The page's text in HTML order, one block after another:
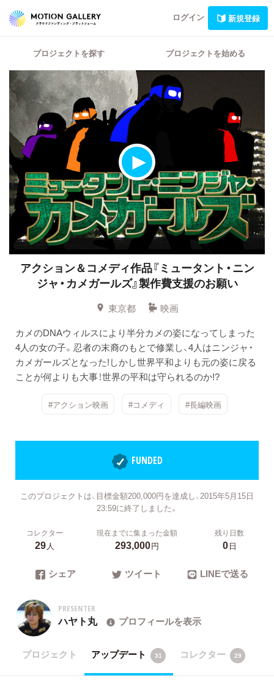
ログイン 新規登録
プロジェクトを探す プロジェクトを始める
アクション＆コメディ作品『ミュータント・ニン
ジャ・カメガールズ』製作費支援のお願い
東京都
映画
カメのDNAウィルスにより半分カメの姿になってしまった
4人の女の子。忍者の末裔のもとで修業し、4人はニンジャ・
カメガールズとなった!しかし世界平和よりも元の姿に戻る
ことが何よりも大事！世界の平和は守られるのか!?
#アクション映画 #コメディ #長編映画
FUNDED
このプロジェクトは、目標金額200,000円を達成し、2015年5月15日
23:59に終了しました。
コレクター
29人
現在までに集まった金額
293,000円
残り日数
0日
シェア ツイート LINEで送る
PRESENTER
ハヤト丸 プロフィールを表示
プロジェクト アップデート 31 コレクター 29